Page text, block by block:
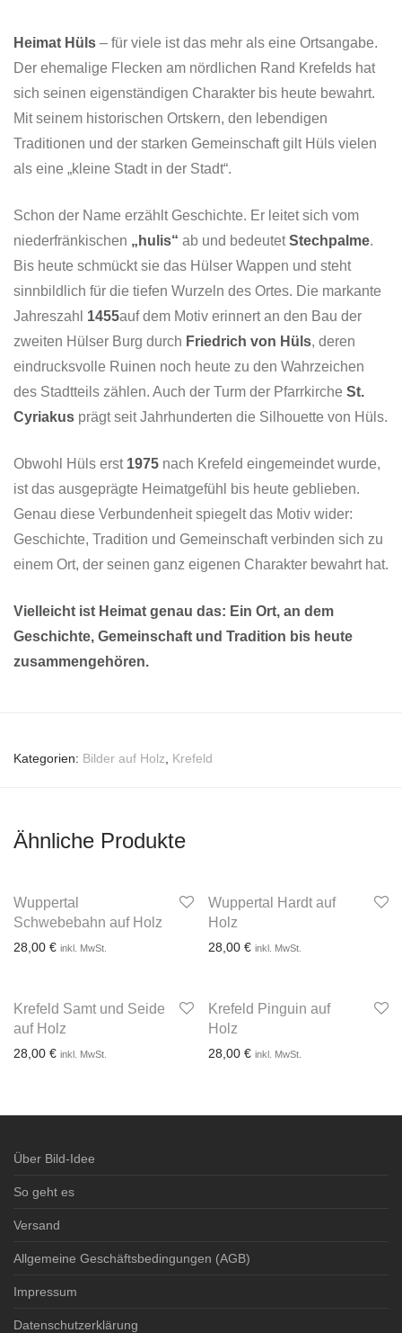
Heimat Hüls – für viele ist das mehr als eine Ortsangabe.
Der ehemalige Flecken am nördlichen Rand Krefelds hat
sich seinen eigenständigen Charakter bis heute bewahrt.
Mit seinem historischen Ortskern, den lebendigen
Traditionen und der starken Gemeinschaft gilt Hüls vielen
als eine „kleine Stadt in der Stadt“.
Schon der Name erzählt Geschichte. Er leitet sich vom
niederfränkischen „hulis“ ab und bedeutetStechpalme.
Bis heute schmückt sie das Hülser Wappen und steht
sinnbildlich für die tiefen Wurzeln des Ortes. Die markante
Jahreszahl 1455auf dem Motiv erinnert an den Bau der
zweiten Hülser Burg durch Friedrich von Hüls, deren
eindrucksvolle Ruinen noch heute zu den Wahrzeichen
des Stadtteils zählen. Auch der Turm der Pfarrkirche St.
Cyriakus prägt seit Jahrhunderten die Silhouette von Hüls.
Obwohl Hüls erst 1975 nach Krefeld eingemeindet wurde,
ist das ausgeprägte Heimatgefühl bis heute geblieben.
Genau diese Verbundenheit spiegelt das Motiv wider:
Geschichte, Tradition und Gemeinschaft verbinden sich zu
einem Ort, der seinen ganz eigenen Charakter bewahrt hat.
Vielleicht ist Heimat genau das: Ein Ort, an dem
Geschichte, Gemeinschaft und Tradition bis heute
zusammengehören.
Kategorien: Bilder auf Holz Krefeld
Ähnliche Produkte
Wuppertal
Schwebebahn auf Holz
28,00 € inkl. MwSt.
Wuppertal Hardt auf
Holz
28,00 € inkl. MwSt.
3-4 Werktage
Krefeld Samt und Seide
auf Holz
28,00 € inkl. MwSt.
Krefeld Pinguin auf
Holz
28,00 € inkl. MwSt.
Über Bild-Idee
So geht es
Versand
Allgemeine Geschäftsbedingungen (AGB)
Impressum
Datenschutzerklärung